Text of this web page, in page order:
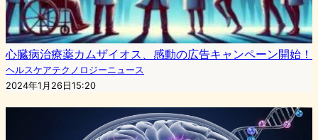
心臓病治療薬カムザイオス、感動の広告キャンペーン開始！
ヘルスケアテクノロジーニュース
2024年1月26日15:20